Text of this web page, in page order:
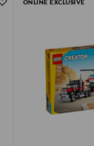
ONLINE EXCLUSIVE